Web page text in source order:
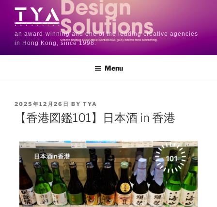
an award-winning and one of the leading creative agencies
in Hong Kong, since 1998.
Menu
2025年12月26日 BY TYA
【香港図鑑101】日本酒 in 香港